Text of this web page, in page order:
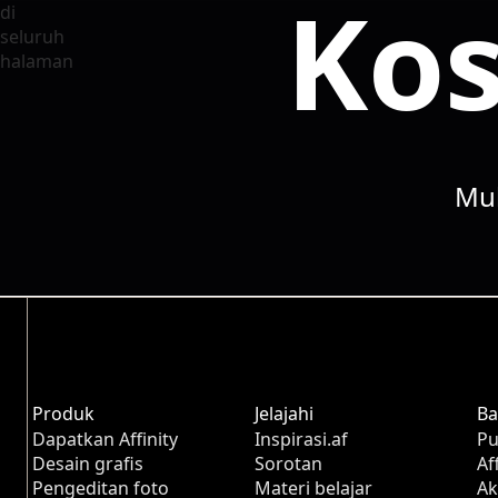
Produk
Dapatkan Affinity
Desain grafis
Pengeditan foto
Jelajahi
Inspirasi.af
Sorotan
Materi belajar